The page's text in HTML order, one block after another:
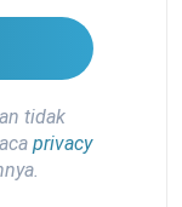
tidak
privacy